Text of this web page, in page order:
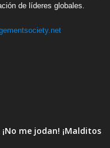
de líderes globales.
me jodan! ¡Malditos